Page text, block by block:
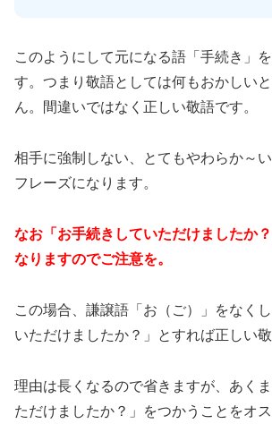
このようにして元になる語「手続き」
す。つまり敬語としては何もおかしい
ん。間違いではなく正しい敬語です。
相手に強制しない、とてもやわらか～
フレーズになります。
なお「お手続きしていただけましたか
なりますのでご注意を。
この場合、謙譲語「お（ご）」をなく
いただけましたか？」とすれば正しい敬
理由は長くなるので省きますが、あく
ただけましたか？」をつかうことをオス